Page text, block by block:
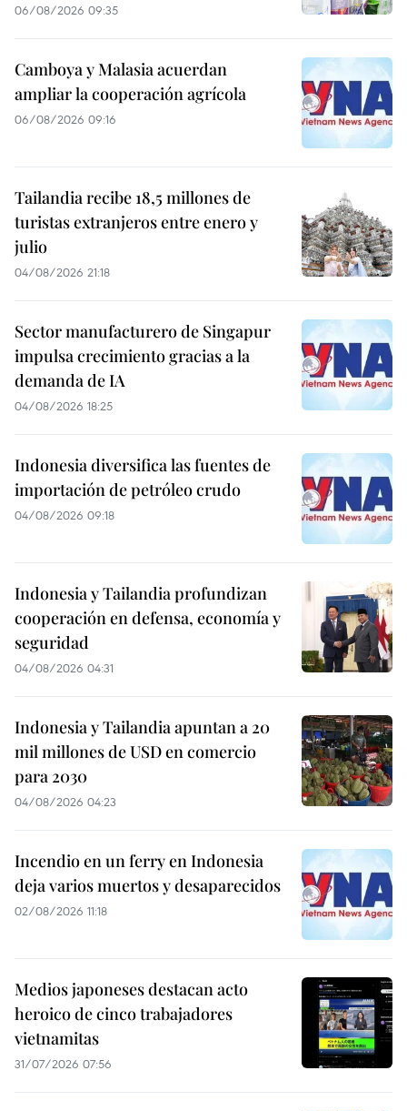
06/08/2026 09:35
Camboya y Malasia acuerdan
ampliar la cooperación agrícola
06/08/2026 09:16
Tailandia recibe 18,5 millones de
turistas extranjeros entre enero y
julio
04/08/2026 21:18
Sector manufacturero de Singapur
impulsa crecimiento gracias a la
demanda de IA
04/08/2026 18:25
Indonesia diversifica las fuentes de
importación de petróleo crudo
04/08/2026 09:18
Indonesia y Tailandia profundizan
cooperación en defensa, economía y
seguridad
04/08/2026 04:31
Indonesia y Tailandia apuntan a 20
mil millones de USD en comercio
para 2030
04/08/2026 04:23
Incendio en un ferry en Indonesia
deja varios muertos y desaparecidos
02/08/2026 11:18
Medios japoneses destacan acto
heroico de cinco trabajadores
vietnamitas
31/07/2026 07:56